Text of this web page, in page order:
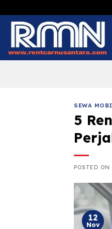
to
content
SEWA
5
POSTED ON
12
Nov